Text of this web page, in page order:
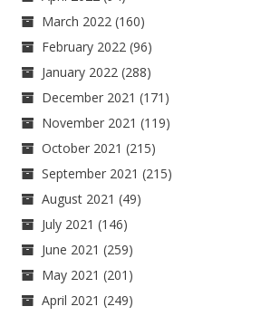
March 2022 (160)
February 2022 (96)
January 2022 (288)
December 2021 (171)
November 2021 (119)
October 2021 (215)
September 2021 (215)
August 2021 (49)
July 2021 (146)
June 2021 (259)
May 2021 (201)
April 2021 (249)